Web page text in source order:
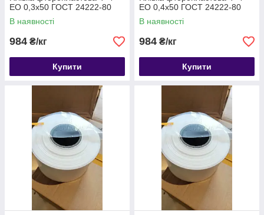
ЕО 0,3х50 ГОСТ 24222-80
В наявності
984 ₴/кг
Купити
ЕО 0,4х50 ГОСТ 24222-80
В наявності
984 ₴/кг
Купити